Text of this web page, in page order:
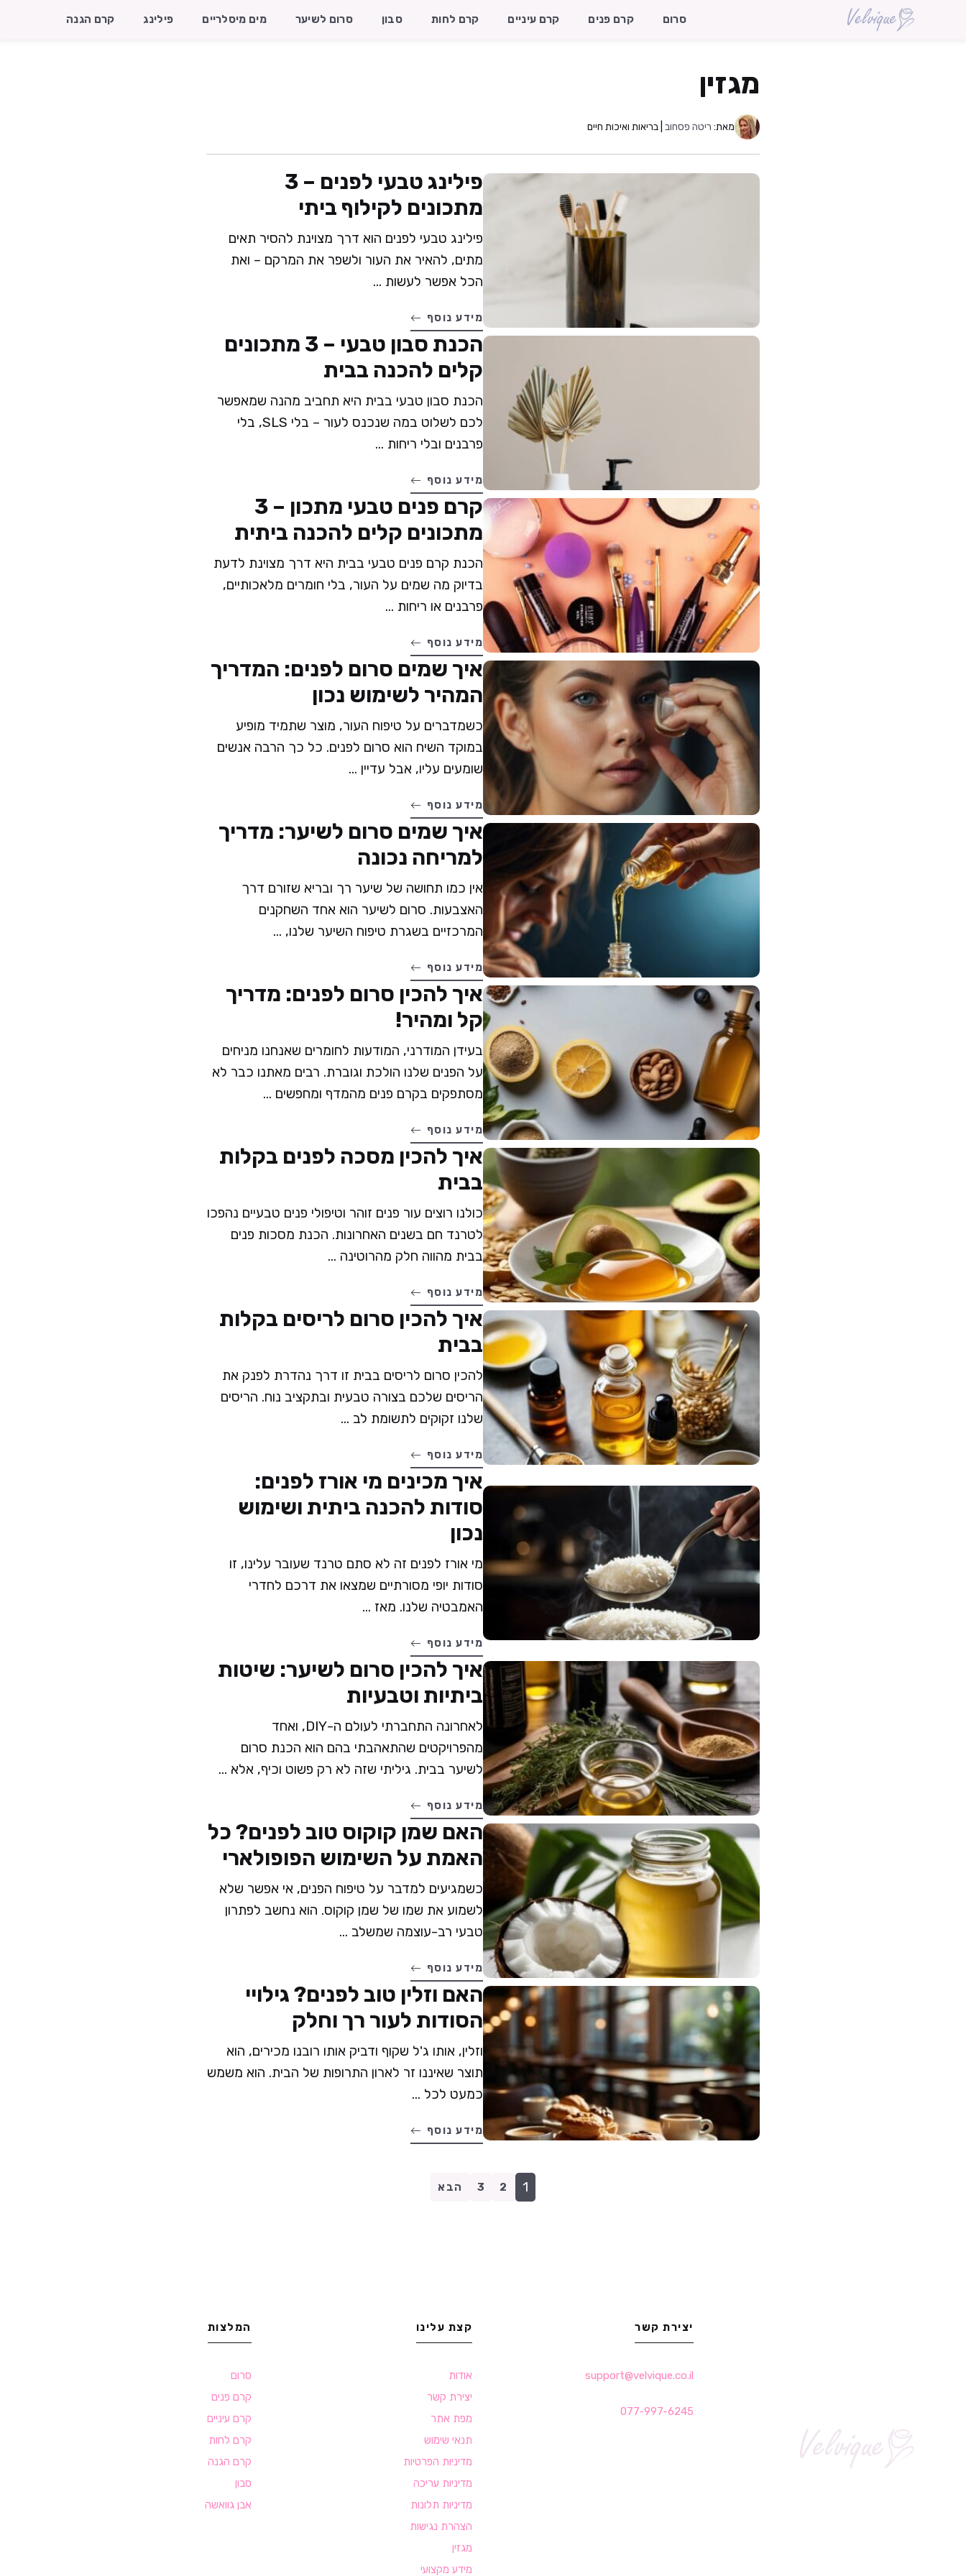
סרום קרם פנים קרם עיניים קרם לחות סבון סרום לשיער מים מיסלריים פילינג קרם הגנה
מגזין
מאת: ריטה פסחוב | בריאות ואיכות חיים
פילינג טבעי לפנים – 3
מתכונים לקילוף ביתי
פילינג טבעי לפנים הוא דרך מצוינת להסיר תאים
מתים, להאיר את העור ולשפר את המרקם – ואת
הכל אפשר לעשות ...
מידע נוסף
הכנת סבון טבעי – 3 מתכונים
קלים להכנה בבית
הכנת סבון טבעי בבית היא תחביב מהנה שמאפשר
לכם לשלוט במה שנכנס לעור – בלי SLS, בלי
פרבנים ובלי ריחות ...
מידע נוסף
קרם פנים טבעי מתכון – 3
מתכונים קלים להכנה ביתית
הכנת קרם פנים טבעי בבית היא דרך מצוינת לדעת
בדיוק מה שמים על העור, בלי חומרים מלאכותיים,
פרבנים או ריחות ...
מידע נוסף
איך שמים סרום לפנים: המדריך
המהיר לשימוש נכון
כשמדברים על טיפוח העור, מוצר שתמיד מופיע
במוקד השיח הוא סרום לפנים. כל כך הרבה אנשים
שומעים עליו, אבל עדיין ...
מידע נוסף
איך שמים סרום לשיער: מדריך
למריחה נכונה
אין כמו תחושה של שיער רך ובריא שזורם דרך
האצבעות. סרום לשיער הוא אחד השחקנים
המרכזיים בשגרת טיפוח השיער שלנו, ...
מידע נוסף
איך להכין סרום לפנים: מדריך
קל ומהיר!
בעידן המודרני, המודעות לחומרים שאנחנו מניחים
על הפנים שלנו הולכת וגוברת. רבים מאתנו כבר לא
מסתפקים בקרם פנים מהמדף ומחפשים ...
מידע נוסף
איך להכין מסכה לפנים בקלות
בבית
כולנו רוצים עור פנים זוהר וטיפולי פנים טבעיים נהפכו
לטרנד חם בשנים האחרונות. הכנת מסכות פנים
בבית מהווה חלק מהרוטינה ...
מידע נוסף
איך להכין סרום לריסים בקלות
בבית
להכין סרום לריסים בבית זו דרך נהדרת לפנק את
הריסים שלכם בצורה טבעית ובתקציב נוח. הריסים
שלנו זקוקים לתשומת לב ...
מידע נוסף
איך מכינים מי אורז לפנים:
סודות להכנה ביתית ושימוש
נכון
מי אורז לפנים זה לא סתם טרנד שעובר עלינו, זו
סודות יופי מסורתיים שמצאו את דרכם לחדרי
האמבטיה שלנו. מאז ...
מידע נוסף
איך להכין סרום לשיער: שיטות
ביתיות וטבעיות
לאחרונה התחברתי לעולם ה-DIY, ואחד
מהפרויקטים שהתאהבתי בהם הוא הכנת סרום
לשיער בבית. גיליתי שזה לא רק פשוט וכיף, אלא ...
מידע נוסף
האם שמן קוקוס טוב לפנים? כל
האמת על השימוש הפופולארי
כשמגיעים למדבר על טיפוח הפנים, אי אפשר שלא
לשמוע את שמו של שמן קוקוס. הוא נחשב לפתרון
טבעי רב-עוצמה שמשלב ...
מידע נוסף
האם וזלין טוב לפנים? גילויי
הסודות לעור רך וחלק
וזלין, אותו ג'ל שקוף ודביק אותו רובנו מכירים, הוא
תוצר שאיננו זר לארון התרופות של הבית. הוא משמש
כמעט לכל ...
מידע נוסף
1
2
3 הבא
יצירת קשר
support@velvique.co.il
077-997-6245
קצת עלינו
אודות
יצירת קשר
מפת אתר
תנאי שימוש
מדיניות הפרטיות
מדיניות עריכה
מדיניות תלונות
הצהרת נגישות
מגזין
מידע מקצועי
המלצות
סרום
קרם פנים
קרם עיניים
קרם לחות
קרם הגנה
סבון
אבן גוואשה